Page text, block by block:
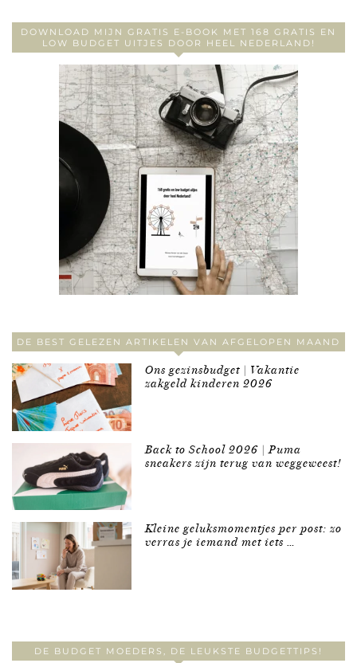
DOWNLOAD MIJN GRATIS E-BOOK MET 168 GRATIS EN
LOW BUDGET UITJES DOOR HEEL NEDERLAND!
DE BEST GELEZEN ARTIKELEN VAN AFGELOPEN MAAND
Ons gezinsbudget | Vakantie
zakgeld kinderen 2026
Back to School 2026 | Puma
sneakers zijn terug van weggeweest!
Kleine geluksmomentjes per post: zo
verras je iemand met iets …
DE BUDGET MOEDERS, DE LEUKSTE BUDGETTIPS!